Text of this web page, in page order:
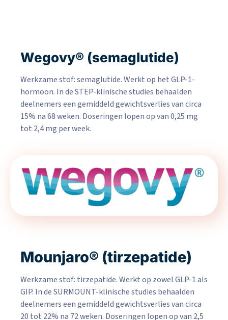
Wegovy® (semaglutide)
Werkzame stof: semaglutide. Werkt op het GLP-1-
hormoon. In de STEP-klinische studies behaalden
deelnemers een gemiddeld gewichtsverlies van circa
15% na 68 weken. Doseringen lopen op van 0,25 mg
tot 2,4 mg per week.
Mounjaro® (tirzepatide)
Werkzame stof: tirzepatide. Werkt op zowel GLP-1 als
GIP. In de SURMOUNT-klinische studies behaalden
deelnemers een gemiddeld gewichtsverlies van circa
20 tot 22% na 72 weken. Doseringen lopen op van 2,5